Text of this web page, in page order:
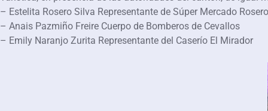
– Estelita Rosero Silva Representante de Súper Mercado Rosero
– Anais Pazmiño Freire Cuerpo de Bomberos de Cevallos
– Emily Naranjo Zurita Representante del Caserío El Mirador